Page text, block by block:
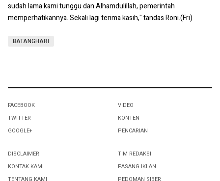
sudah lama kami tunggu dan Alhamdulillah, pemerintah
memperhatikannya. Sekali lagi terima kasih," tandas Roni.(Fri)
BATANGHARI
FACEBOOK
TWITTER
GOOGLE+
VIDEO
KONTEN
PENCARIAN
DISCLAIMER
KONTAK KAMI
TENTANG KAMI
TIM REDAKSI
PASANG IKLAN
PEDOMAN SIBER